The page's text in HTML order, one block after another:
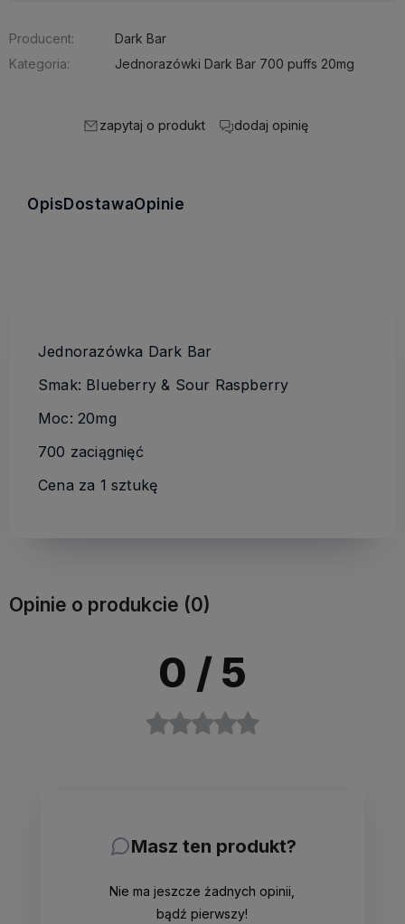
Producent:
Dark Bar
Kategoria:
Jednorazówki Dark Bar 700 puffs 20mg
zapytaj o produkt dodaj opinię
Opis DostawaOpinie
Jednorazówka Dark Bar
Smak: Blueberry & Sour Raspberry
Moc: 20mg
700 zaciągnięć
Cena za 1 sztukę
Opinie o produkcie (0)
0 / 5
Masz ten produkt?
Nie ma jeszcze żadnych opinii,
bądź pierwszy!